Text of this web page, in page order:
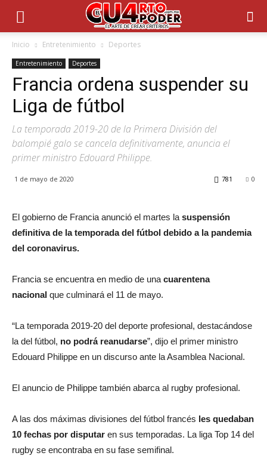
Inicio Entretenimiento Deportes
Entretenimiento Deportes
Francia ordena suspender su
Liga de fútbol
La temporada 2019-20 de la Primera División del
balompié galo se cancela definitivamente, anuncia el
primer ministro Edouard Philippe.
1 de mayo de 2020 0
781
El gobierno de Francia anunció el martes la suspensión
definitiva de la temporada del fútbol debido a la pandemia
del coronavirus.
Francia se encuentra en medio de una cuarentena
nacional que culminará el 11 de mayo.
“La temporada 2019-20 del deporte profesional, destacándose
la del fútbol, no podrá reanudarse”, dijo el primer ministro
Edouard Philippe en un discurso ante la Asamblea Nacional.
El anuncio de Philippe también abarca al rugby profesional.
A las dos máximas divisiones del fútbol francés les quedaban
10 fechas por disputar en sus temporadas. La liga Top 14 del
rugby se encontraba en su fase semifinal.